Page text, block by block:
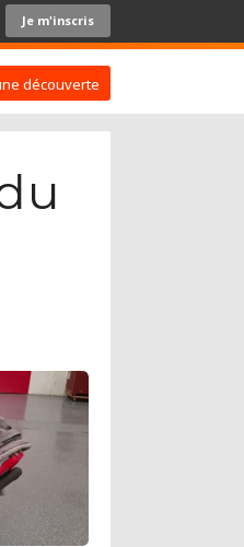
Je m'inscris
découverte